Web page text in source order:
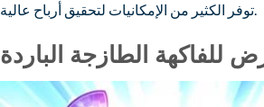
توفر الكثير من الإمكانيات لتحقيق أرباح عالية.
للفاكهة الطازجة الباردة